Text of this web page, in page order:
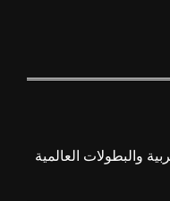
والبطولات العالمية